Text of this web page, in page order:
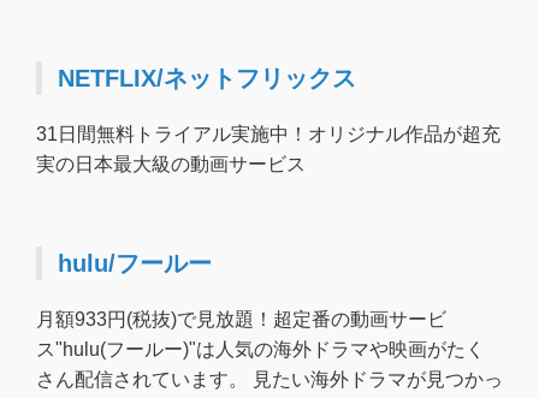
NETFLIX/ネットフリックス
31日間無料トライアル実施中！オリジナル作品が超充
実の日本最大級の動画サービス
hulu/フールー
月額933円(税抜)で見放題！超定番の動画サービ
ス"hulu(フールー)"は人気の海外ドラマや映画がたく
さん配信されています。 見たい海外ドラマが見つかっ